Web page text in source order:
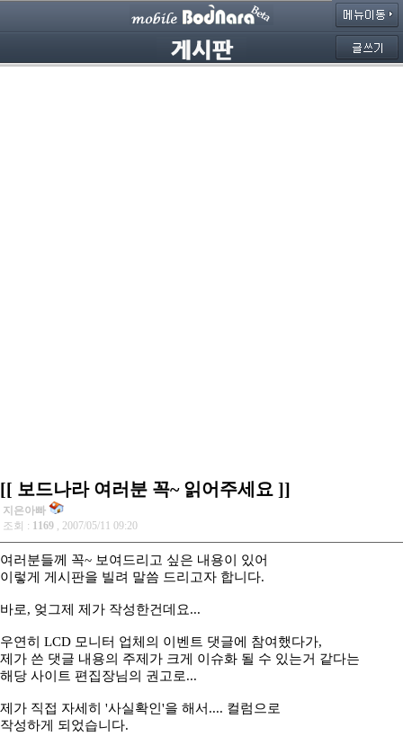
[[ 보드나라 여러분 꼭~ 읽어주세요 ]]
지은아빠
조회 : 1169 , 2007/05/11 09:20
여러분들께 꼭~ 보여드리고 싶은 내용이 있어
이렇게 게시판을 빌려 말씀 드리고자 합니다.
바로, 엊그제 제가 작성한건데요...
우연히 LCD 모니터 업체의 이벤트 댓글에 참여했다가,
제가 쓴 댓글 내용의 주제가 크게 이슈화 될 수 있는거 같다는
해당 사이트 편집장님의 권고로...
제가 직접 자세히 '사실확인'을 해서.... 컬럼으로
작성하게 되었습니다.